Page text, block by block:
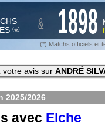
(*) & 1898
(*) Matchs officiels et
votre avis sur ANDRÉ
2025/2026
avec Elche